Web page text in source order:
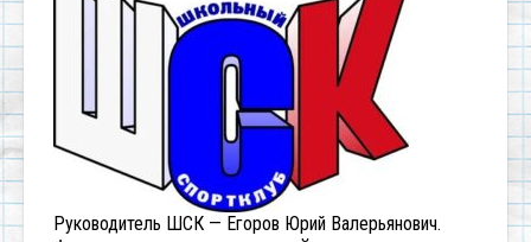
Руководитель ШСК — Егоров Юрий Валерьянович.